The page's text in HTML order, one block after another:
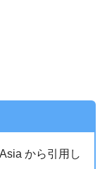
から引用し